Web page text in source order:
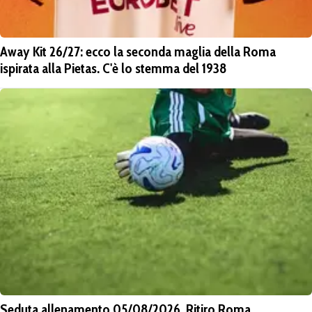
Away Kit 26/27: ecco la seconda maglia della Roma
ispirata alla Pietas. C'è lo stemma del 1938